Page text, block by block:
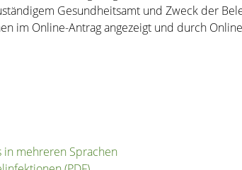
Gesundheitsamt und Zweck der
im Online-Antrag angezeigt und durch
in mehreren Sprachen